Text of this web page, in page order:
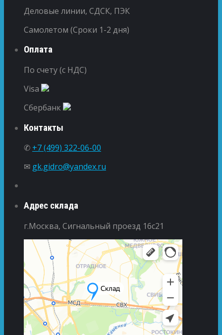
Деловые линии, СДСК, ПЭК
Самолетом (Сроки 1-2 дня)
Оплата
По счету (с НДС)
Visa
Сбербанк
Контакты
✆ +7 (499) 322-06-00
✉ gk.gidro@yandex.ru
Адрес склада
г.Москва, Сигнальный проезд 16с21